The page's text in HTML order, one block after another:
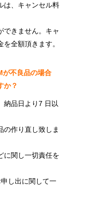
は、キャンセル料
できません。キャ
全額頂きます。
が不良品の場合
か？
納品日より7 日以
の作り直し致しま
に関し一切責任を
し出に関して一